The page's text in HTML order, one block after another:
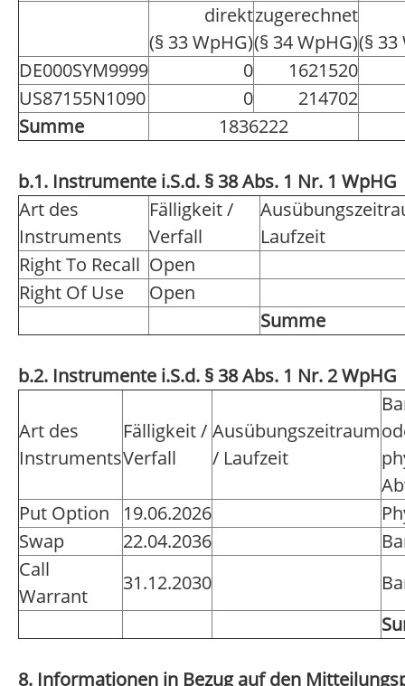
direkt
(§ 33 WpHG)
zugerechnet
(§ 34 WpHG)(§ 33
DE000SYM9999
0
1621520
US87155N1090
0
214702
Summe
1836222
b.1. Instrumente i.S.d. § 38 Abs. 1 Nr. 1 WpHG
Art des
Instruments
Fälligkeit /
Verfall
Laufzeit
Right To Recall Open
Right Of Use
Open
Summe
b.2. Instrumente i.S.d. § 38 Abs. 1 Nr. 2 WpHG
Art des
Instruments
Fälligkeit /
Verfall
Ausübungszeitraum
/ Laufzeit
Put Option
19.06.2026
Swap
22.04.2036
Call
Warrant
31.12.2030
8. Informationen in Bezug auf den